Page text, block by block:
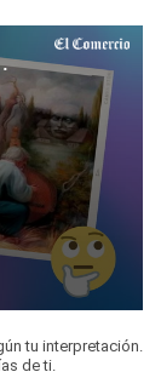
tu forma de ser
tu interpretación.
de ti.